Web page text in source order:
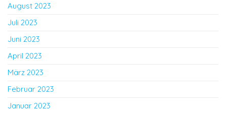
August 2023
Juli 2023
Juni 2023
April 2023
März 2023
Februar 2023
Januar 2023